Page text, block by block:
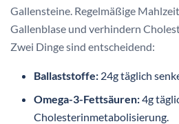
Gallensteine. Regelmäßige
Gallenblase und verhindern
Zwei Dinge sind entscheidend:
Ballaststoffe: 24g täglich
Omega-3-Fettsäuren:4g
Cholesterinmetabolisierung.